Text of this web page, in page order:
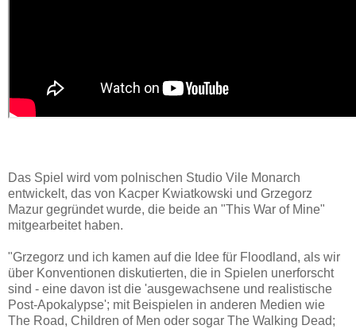
Das Spiel wird vom polnischen Studio Vile Monarch
entwickelt, das von Kacper Kwiatkowski und Grzegorz
Mazur gegründet wurde, die beide an "This War of Mine"
mitgearbeitet haben.
"Grzegorz und ich kamen auf die Idee für Floodland, als wir
über Konventionen diskutierten, die in Spielen unerforscht
sind - eine davon ist die 'ausgewachsene und realistische
Post-Apokalypse'; mit Beispielen in anderen Medien wie
The Road, Children of Men oder sogar The Walking Dead;